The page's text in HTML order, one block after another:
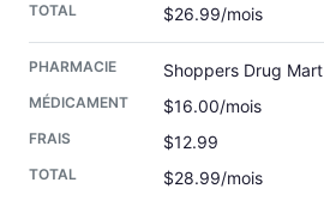
$26.99/mois
Shoppers Drug Mart
$16.00/mois
$12.99
$28.99/mois